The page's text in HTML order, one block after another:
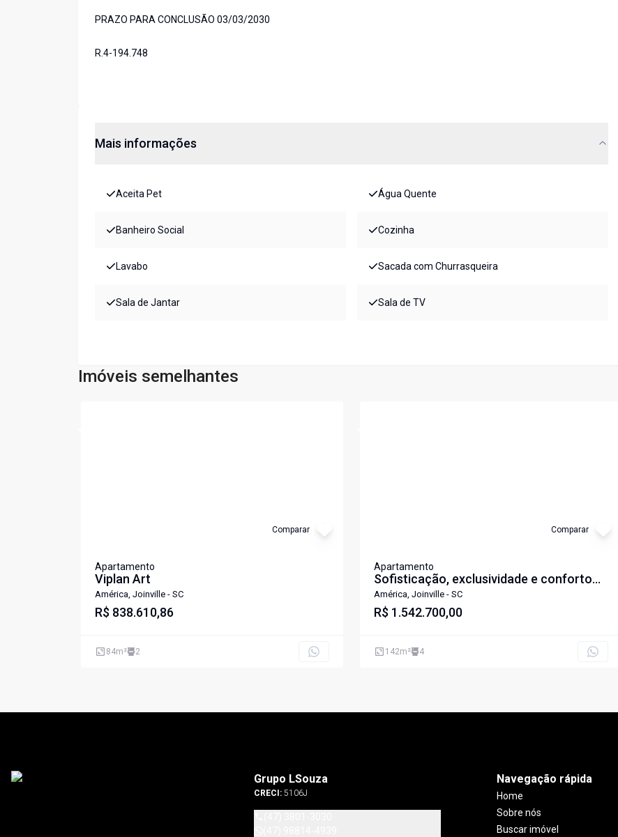
PRAZO PARA CONCLUSÃO 03/03/2030
R.4-194.748
Mais informações
Aceita Pet Água Quente
Banheiro Social Cozinha
Lavabo Sacada com Churrasqueira
Sala de Jantar Sala de TV
Imóveis semelhantes
Comparar
Apartamento
Viplan Art
América, Joinville - SC
R$ 838.610,86
84m² 2
Comparar
Apartamento
Sofisticação, exclusividade e conforto
em um dos endereços mais valorizados
da cidade.
América, Joinville - SC
R$ 1.542.700,00
142m² 4
Grupo LSouza
CRECI: 5106J
Navegação rápida
Home
Sobre nós
Buscar imóvel